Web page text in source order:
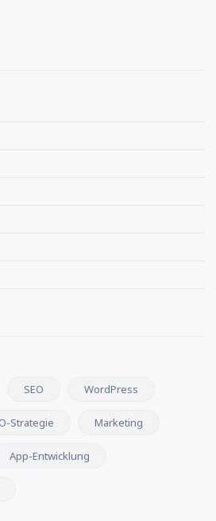
SEO WordPress
Strategie Marketing
App-Entwicklung